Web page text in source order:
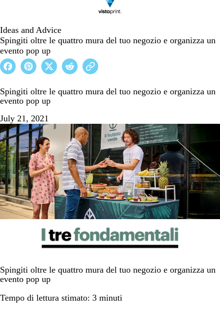
Ideas and Advice
Spingiti oltre le quattro mura del tuo negozio e organizza un
evento pop up
Spingiti oltre le quattro mura del tuo negozio e organizza un
evento pop up
July 21, 2021
Spingiti oltre le quattro mura del tuo negozio e organizza un
evento pop up
Tempo di lettura stimato: 3 minuti